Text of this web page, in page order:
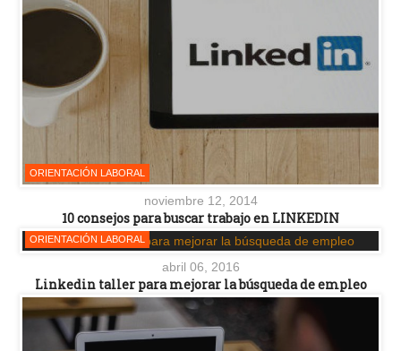
ORIENTACIÓN LABORAL
noviembre 12, 2014
10 consejos para buscar trabajo en LINKEDIN
ORIENTACIÓN LABORAL
abril 06, 2016
Linkedin taller para mejorar la búsqueda de empleo